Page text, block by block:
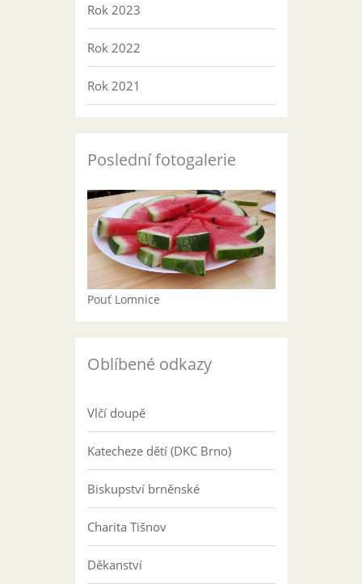
Rok 2023
Rok 2022
Rok 2021
Poslední fotogalerie
Pouť Lomnice
Oblíbené odkazy
Vlčí doupě
Katecheze dětí (DKC Brno)
Biskupství brněnské
Charita Tišnov
Děkanství